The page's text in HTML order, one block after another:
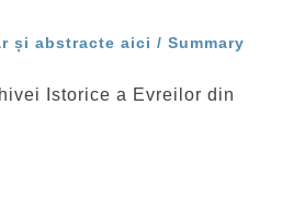
și abstracte aici / Summary
Istorice a Evreilor din